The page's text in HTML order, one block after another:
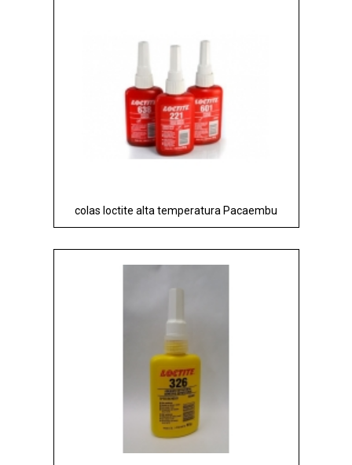
colas loctite alta temperatura Pacaembu